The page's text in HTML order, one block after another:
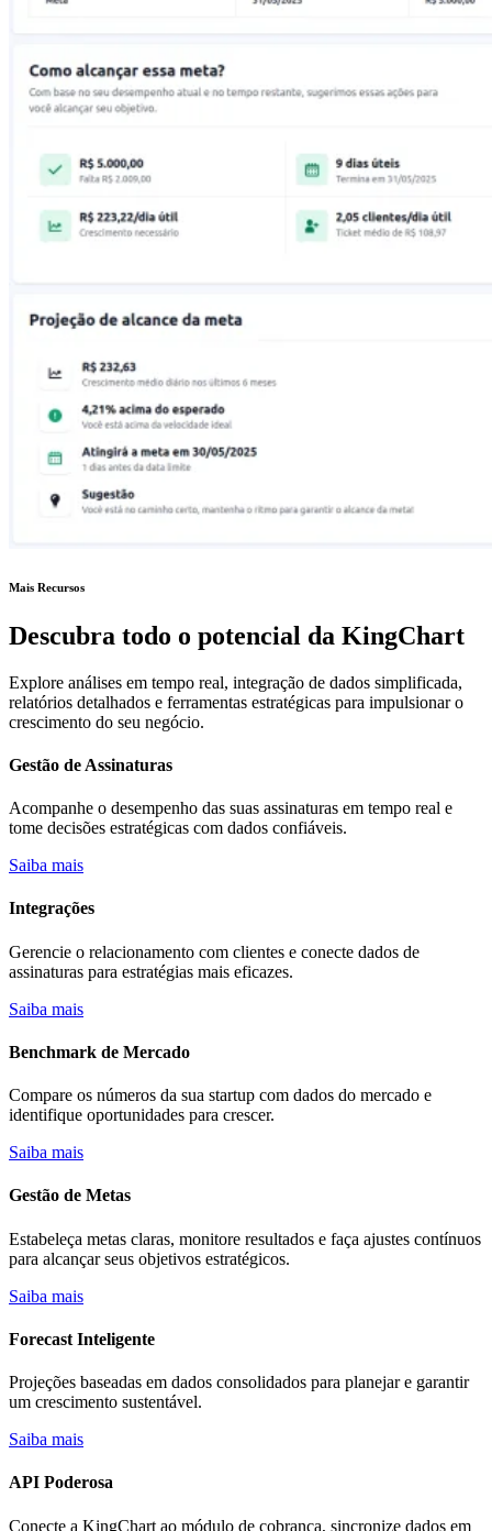
Mais Recursos
Descubra todo o potencial da KingChart
Explore análises em tempo real, integração de dados simplificada,
relatórios detalhados e ferramentas estratégicas para impulsionar o
crescimento do seu negócio.
Gestão de Assinaturas
Acompanhe o desempenho das suas assinaturas em tempo real e
tome decisões estratégicas com dados confiáveis.
Saiba mais
Integrações
Gerencie o relacionamento com clientes e conecte dados de
assinaturas para estratégias mais eficazes.
Saiba mais
Benchmark de Mercado
Compare os números da sua startup com dados do mercado e
identifique oportunidades para crescer.
Saiba mais
Gestão de Metas
Estabeleça metas claras, monitore resultados e faça ajustes contínuos
para alcançar seus objetivos estratégicos.
Saiba mais
Forecast Inteligente
Projeções baseadas em dados consolidados para planejar e garantir
um crescimento sustentável.
Saiba mais
API Poderosa
Conecte a KingChart ao módulo de cobrança, sincronize dados em